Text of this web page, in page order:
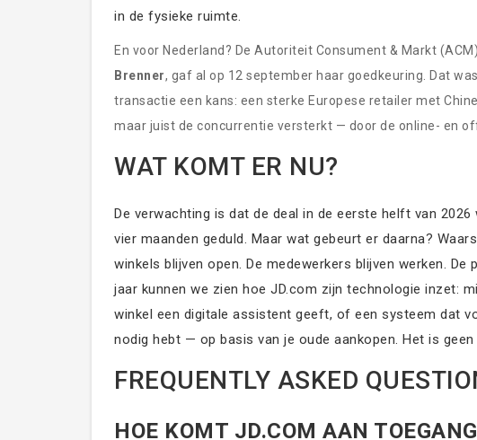
in de fysieke ruimte.
En voor Nederland? De Autoriteit Consument & Markt
Brenner, gaf al op 12 september haar goedkeuring. Dat
transactie een kans: een sterke Europese retailer met
maar juist de concurrentie versterkt — door de online- en
WAT KOMT ER NU?
De verwachting is dat de deal in de eerste helft van
vier maanden geduld. Maar wat gebeurt er daarna?
winkels blijven open. De medewerkers blijven werken.
jaar kunnen we zien hoe JD.com zijn technologie inzet:
winkel een digitale assistent geeft, of een systeem dat
nodig hebt — op basis van je oude aankopen. Het is
FREQUENTLY ASKED
HOE KOMT JD.COM AAN